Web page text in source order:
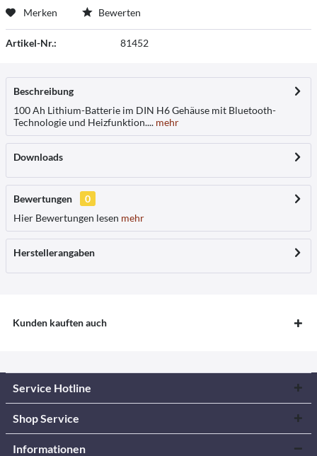
Merken Bewerten
Artikel-Nr.: 81452
Beschreibung
100 Ah Lithium-Batterie im DIN H6 Gehäuse mit Bluetooth-
Technologie und Heizfunktion.... mehr
Downloads
Bewertungen
0
Hier Bewertungen lesen mehr
Herstellerangaben
Kunden kauften auch
Service Hotline
Shop Service
Informationen